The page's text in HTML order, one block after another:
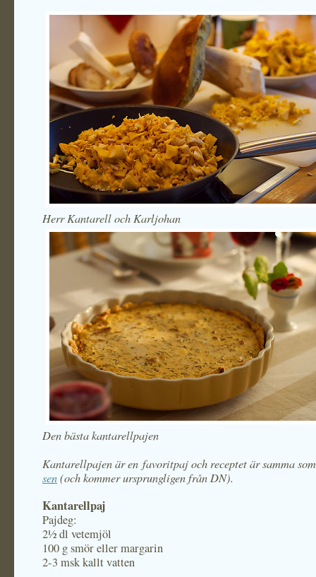
Herr Kantarell och Karljohan
Den bästa kantarellpajen
Kantarellpajen är en favoritpaj och receptet är samma
sen(och kommer ursprungligen från DN).
Kantarellpaj
Pajdeg:
2½ dl vetemjöl
100 g smör eller margarin
2-3 msk kallt vatten